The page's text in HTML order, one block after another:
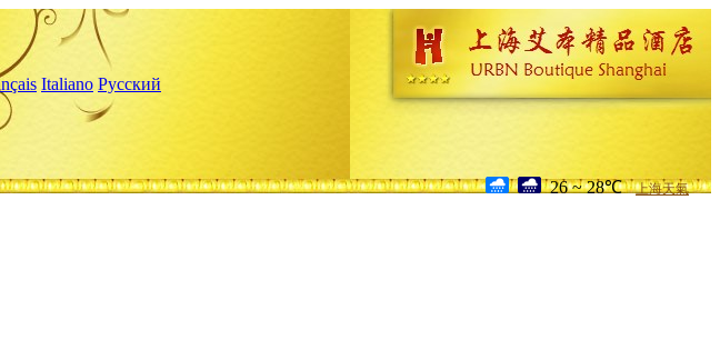
Italiano Русский
26 ~ 28℃ 上海天氣